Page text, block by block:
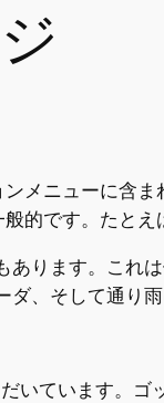
メニューに含ま
的です。たとえ
ります。これ
、そして通り雨
いています。ゴ